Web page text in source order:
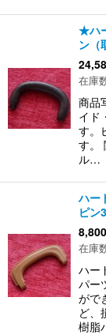
★ハ
ン（
在庫
商品
イド
す。
す。
ル…
ハー
ピン
8,800
在庫
ハー
パー
がで
ど、
樹脂